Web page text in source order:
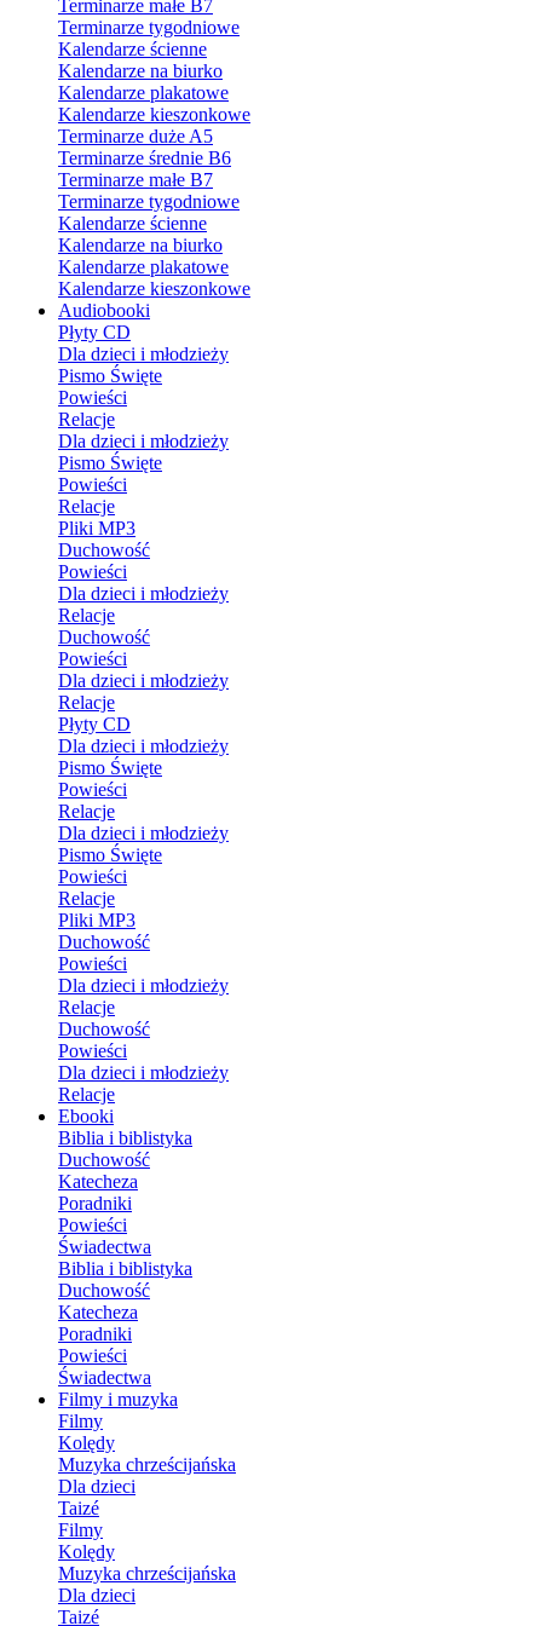
Terminarze małe B7
Terminarze tygodniowe
Kalendarze ścienne
Kalendarze na biurko
Kalendarze plakatowe
Kalendarze kieszonkowe
Terminarze duże A5
Terminarze średnie B6
Terminarze małe B7
Terminarze tygodniowe
Kalendarze ścienne
Kalendarze na biurko
Kalendarze plakatowe
Kalendarze kieszonkowe
Audiobooki
Płyty CD
Dla dzieci i młodzieży
Pismo Święte
Powieści
Relacje
Dla dzieci i młodzieży
Pismo Święte
Powieści
Relacje
Pliki MP3
Duchowość
Powieści
Dla dzieci i młodzieży
Relacje
Duchowość
Powieści
Dla dzieci i młodzieży
Relacje
Płyty CD
Dla dzieci i młodzieży
Pismo Święte
Powieści
Relacje
Dla dzieci i młodzieży
Pismo Święte
Powieści
Relacje
Pliki MP3
Duchowość
Powieści
Dla dzieci i młodzieży
Relacje
Duchowość
Powieści
Dla dzieci i młodzieży
Relacje
Ebooki
Biblia i biblistyka
Duchowość
Katecheza
Poradniki
Powieści
Świadectwa
Biblia i biblistyka
Duchowość
Katecheza
Poradniki
Powieści
Świadectwa
Filmy i muzyka
Filmy
Kolędy
Muzyka chrześcijańska
Dla dzieci
Taizé
Filmy
Kolędy
Muzyka chrześcijańska
Dla dzieci
Taizé